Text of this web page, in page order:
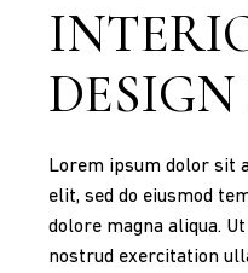
Lorem ipsum dolor sit
elit, sed do eiusmod
dolore magna aliqua.
nostrud exercitation